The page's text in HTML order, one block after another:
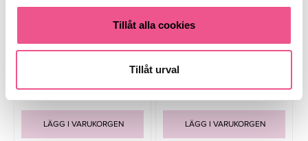
Tillåt alla cookies
Tillåt urval
Deborah Lippmann Luxurious
Nail Colour - Don't Tell Mama
LÄGG I VARUKORGEN
Deborah Lippmann Luxurious
Nail Colour - Yellow Brick Road
LÄGG I VARUKORGEN